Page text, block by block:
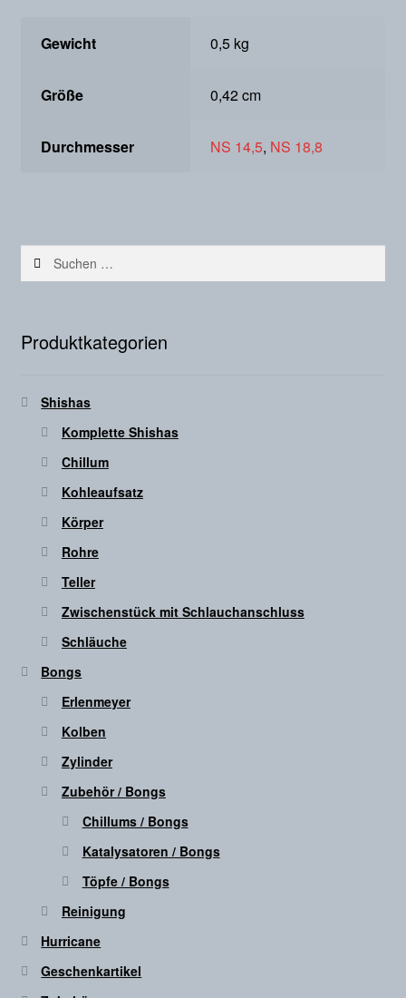
Gewicht 0,5 kg
Größe 0,42 cm
Durchmesser NS 14,5, NS 18,8
Suchen
Produktkategorien
Shishas
Komplette Shishas
Chillum
Kohleaufsatz
Körper
Rohre
Teller
Zwischenstück mit Schlauchanschluss
Schläuche
Bongs
Erlenmeyer
Kolben
Zylinder
Zubehör / Bongs
Chillums / Bongs
Katalysatoren / Bongs
Töpfe / Bongs
Reinigung
Hurricane
Geschenkartikel